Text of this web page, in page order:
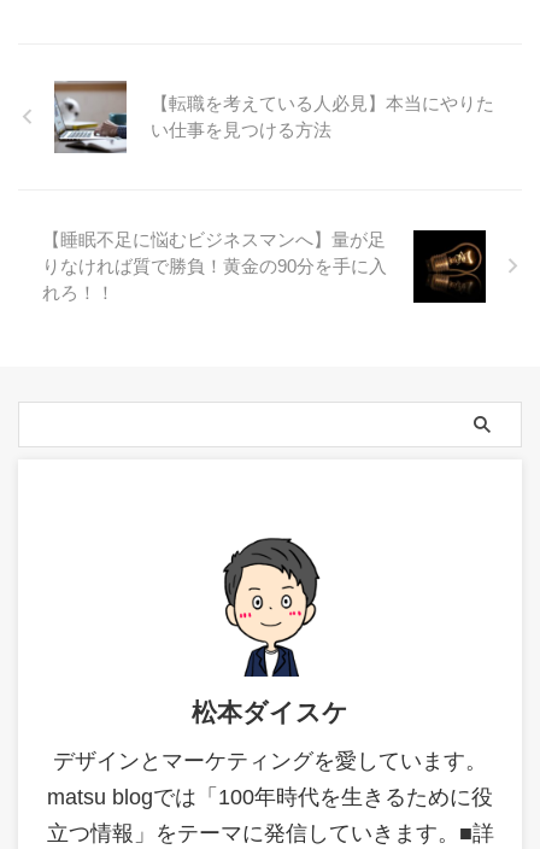
【転職を考えている人必見】本当にやりた
い仕事を見つける方法
【睡眠不足に悩むビジネスマンへ】量が足
りなければ質で勝負！黄金の90分を手に入
れろ！！
松本ダイスケ
デザインとマーケティングを愛しています。
matsu blogでは「100年時代を生きるために役
立つ情報」をテーマに発信していきます。■詳